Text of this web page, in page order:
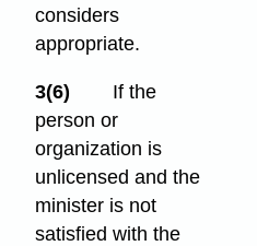
considers
appropriate.
3(6)
If the
person or
organization is
unlicensed and the
minister is not
satisfied with the